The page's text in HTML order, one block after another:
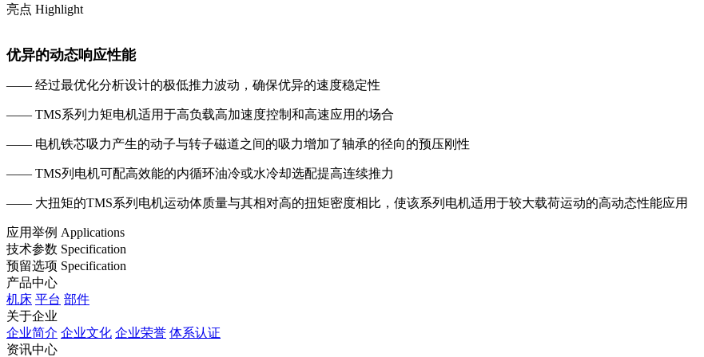
亮点 Highlight
优异的动态响应性能
—— 经过最优化分析设计的极低推力波动，确保优异的速度稳定性
—— TMS系列力矩电机适用于高负载高加速度控制和高速应用的场合
—— 电机铁芯吸力产生的动子与转子磁道之间的吸力增加了轴承的径向的预压刚性
—— TMS列电机可配高效能的内循环油冷或水冷却选配提高连续推力
—— 大扭矩的TMS系列电机运动体质量与其相对高的扭矩密度相比，使该系列电机适用于较大载荷运动的高动态性能应用
应用举例 Applications
技术参数 Specification
预留选项 Specification
产品中心
机床 平台 部件
关于企业
企业简介 企业文化 企业荣誉 体系认证
资讯中心